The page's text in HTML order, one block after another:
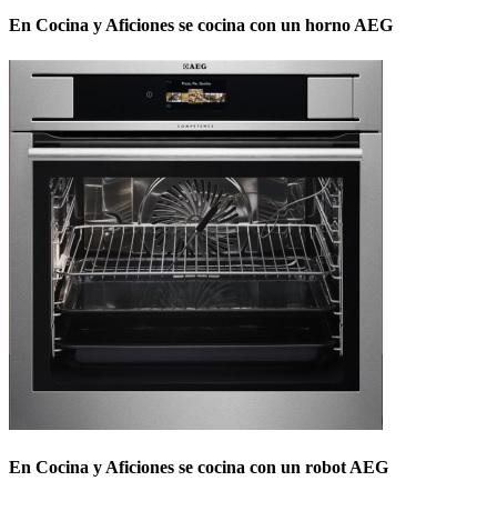
En Cocina y Aficiones se cocina con un horno AEG
En Cocina y Aficiones se cocina con un robot AEG